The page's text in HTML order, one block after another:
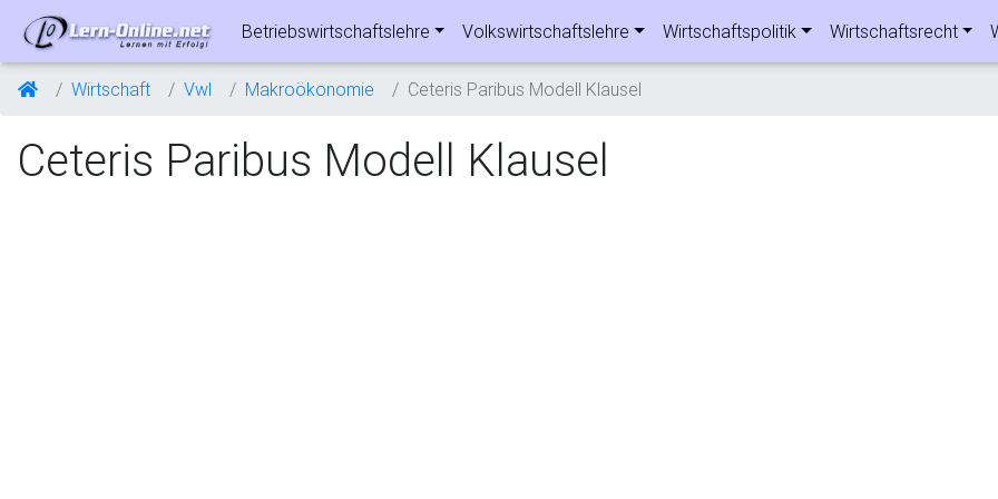
Betriebswirtschaftslehre Volkswirtschaftslehre Wirtschaftspolitik Wirtschaftsrecht
Wirtschaft Vwl Makroökonomie Ceteris Paribus Modell Klausel
Ceteris Paribus Modell Klausel